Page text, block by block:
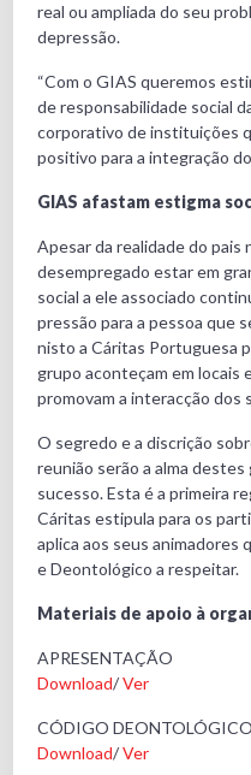
real ou ampliada do seu
depressão.
“Com o GIAS queremos
de responsabilidade social
corporativo de instituições
positivo para a integração
GIAS afastam estigma
Apesar da realidade do pais
desempregado estar em
social a ele associado
pressão para a pessoa que
nisto a Cáritas Portuguesa
grupo aconteçam em locais
promovam a interacção dos
O segredo e a discrição
reunião serão a alma
sucesso. Esta é a primeira
Cáritas estipula para os
aplica aos seus animadores
e Deontológico a respeitar.
Materiais de apoio à
APRESENTAÇÃO
Download/Ver
CÓDIGO DEONTOLÓGICO
Download/Ver